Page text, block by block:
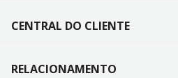
CENTRAL DO CLIENTE
RELACIONAMENTO